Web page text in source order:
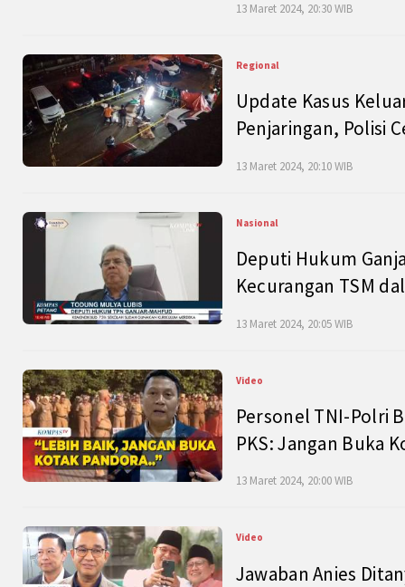
13 Maret 2024, 20:30 WIB
Regional
Update Kasus
Penjaringan, Polisi
13 Maret 2024, 20:10 WIB
Nasional
Deputi Hukum
Kecurangan TSM
13 Maret 2024, 20:05 WIB
Video
Personel TNI-Polri
PKS: Jangan Buka
13 Maret 2024, 20:00 WIB
Video
Jawaban Anies